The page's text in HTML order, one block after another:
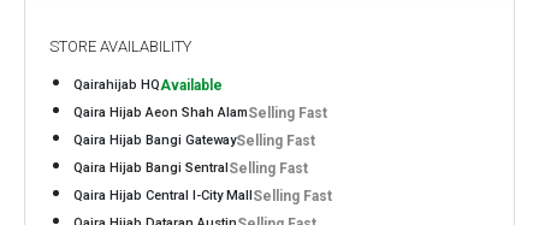
STORE AVAILABILITY
Qairahijab HQAvailable
Qaira Hijab Aeon Shah AlamSelling Fast
Qaira Hijab Bangi GatewaySelling Fast
Qaira Hijab Bangi Sentral Selling Fast
Qaira Hijab Central I-City Mall Selling Fast